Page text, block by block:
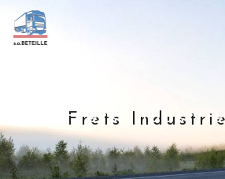
Panneau de gestion des cookies
Frets